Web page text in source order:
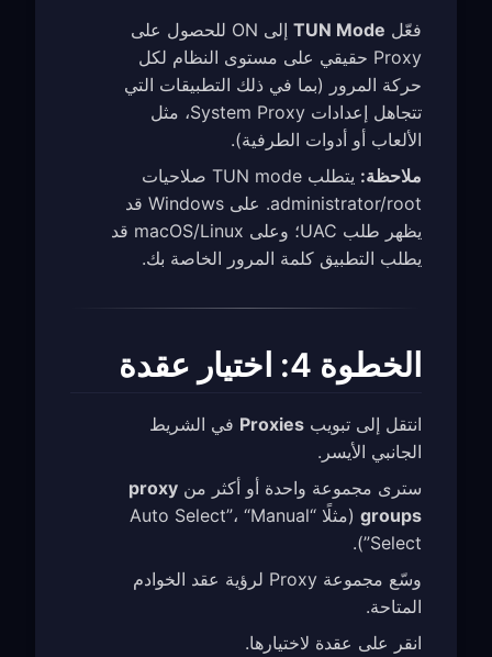
فعّل TUN Mode
إلى ON للحصول على
Proxy حقيقي على مستوى النظام لكل
حركة المرور (بما في ذلك التطبيقات التي
تتجاهل إعدادات System Proxy، مثل
الألعاب أو أدوات الطرفية).
ملاحظة:
يتطلب TUN mode صلاحيات
administrator/root. على Windows قد
يظهر طلب UAC؛ وعلى macOS/Linux قد
يطلب التطبيق كلمة المرور الخاصة بك.
الخطوة 4: اختيار عقدة
انتقل إلى تبويب Proxies في الشريط
الجانبي الأيسر.
سترى مجموعة واحدة أو أكثر من proxy
groups
(مثلًا “Auto Select”، “Manual
Select”).
وسّع مجموعة Proxy لرؤية عقد الخوادم
المتاحة.
انقر على عقدة لاختيارها.